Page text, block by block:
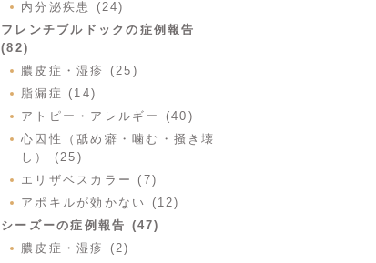
内分泌疾患 (24)
フレンチブルドックの症例報告
(82)
膿皮症・湿疹 (25)
脂漏症 (14)
アトピー・アレルギー (40)
心因性（舐め癖・噛む・掻き壊
し） (25)
エリザベスカラー (7)
アポキルが効かない (12)
シーズーの症例報告 (47)
膿皮症・湿疹 (2)